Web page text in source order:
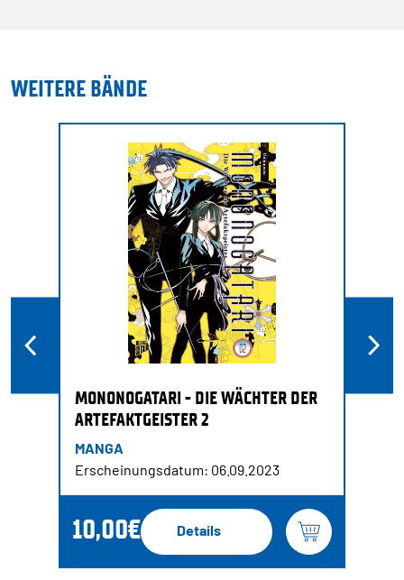
WEITERE BÄNDE
MONONOGATARI - DIE WÄCHTER DER
ARTEFAKTGEISTER 2
MANGA
Erscheinungsdatum: 06.09.2023
10,00€ Details